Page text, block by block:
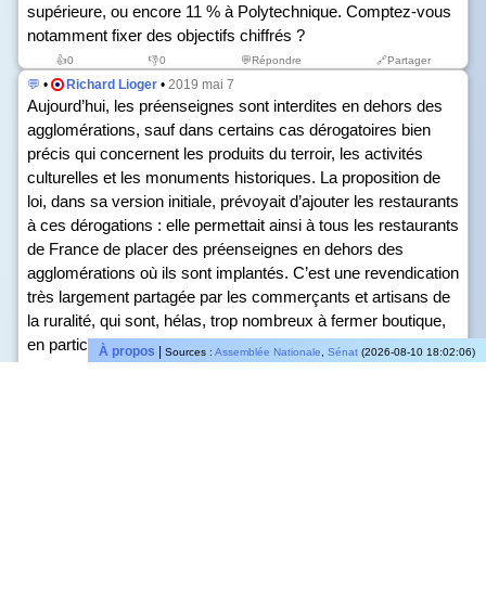
supérieure, ou encore 11 % à Polytechnique. Comptez-vous
notamment fixer des objectifs chiffrés ?
👍0 👎0 💬Répondre 🔗Partager
💬 • Richard Lioger • 2019 mai 7
Aujourd’hui, les préenseignes sont interdites en dehors des
agglomérations, sauf dans certains cas dérogatoires bien
précis qui concernent les produits du terroir, les activités
culturelles et les monuments historiques. La proposition de
loi, dans sa version initiale, prévoyait d’ajouter les restaurants
à ces dérogations : elle permettait ainsi à tous les restaurants
de France de placer des préenseignes en dehors des
agglomérations où ils sont implantés. C’est une revendication
très largement partagée par les commerçants et artisans de
la ruralité, qui sont, hélas, trop nombreux à fermer boutique,
en particulier les petits restaurateurs.
À propos Sources : Assemblée Nationale Sénat (2026-08-10 18:02:06)